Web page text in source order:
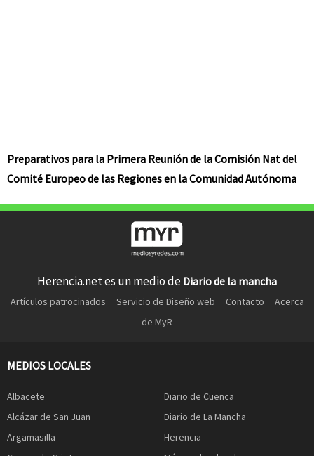
Preparativos para la Primera Reunión de la Comisión Nat del
Comité Europeo de las Regiones en la Comunidad Autónoma
Herencia.net es un medio de Diario de la mancha
Artículos patrocinados Servicio de Diseño web Contacto
Acerca
de MyR
MEDIOS LOCALES
Albacete
Alcázar de San Juan
Argamasilla
Diario de Cuenca
Diario de La Mancha
Herencia